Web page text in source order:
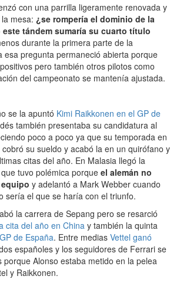
con una parrilla ligeramente renovada y
mesa: ¿se rompería el dominio de la
este tándem sumaría su cuarto título
durante la primera parte de la
esa pregunta permaneció abierta porque
pero también otros pilotos como
del campeonato se mantenía ajustada.
se la apuntó Kimi Raikkonen en el GP de
también presentaba su candidatura al
poco a poco ya que su temporada en
su sueldo y acabó la en un quirófano y
citas del año. En Malasia llegó la
que tuvo polémica porque el alemán no
y adelantó a Mark Webber cuando
sería el que se haría con el triunfo.
la carrera de Sepang pero se resarció
cita del año en China y también la quinta
de España. Entre medias Vettel ganó
españoles y los seguidores de Ferrari se
Alonso estaba metido en la pelea
y Raikkonen.